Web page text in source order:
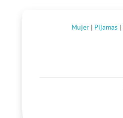
Mujer | Pijamas |